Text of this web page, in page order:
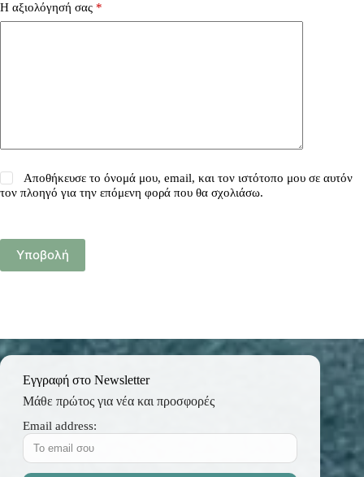
Η αξιολόγησή σας *
Αποθήκευσε το όνομά μου, email, και τον ιστότοπο μου σε αυτόν
τον πλοηγό για την επόμενη φορά που θα σχολιάσω.
Υποβολή
Εγγραφή στο Newsletter
Μάθε πρώτος για νέα και προσφορές
Email address: